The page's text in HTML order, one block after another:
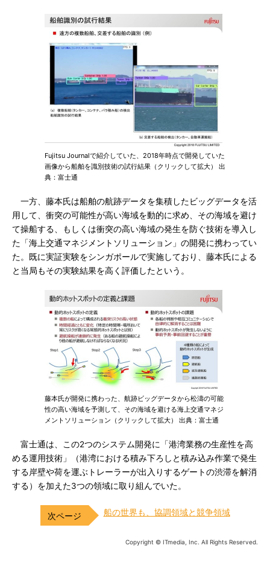
Fujitsu Journalで紹介していた、2018年時点で開発していた
画像から船舶を識別技術の試行結果（クリックして拡大） 出
典：富士通
一方、藤本氏は船舶の航跡データを集積したビッグデータを活
用して、衝突の可能性が高い海域を動的に求め、その海域を避け
て操船する、もしくは衝突の高い海域の発生を防ぐ技術を導入し
た「海上交通マネジメントソリューション」の開発に携わってい
た。既に実証実験をシンガポールで実施しており、藤本氏による
と当局もその実験結果を高く評価したという。
藤本氏が開発に携わった、航跡ビッグデータから松濤の可能
性の高い海域を予測して、その海域を避ける海上交通マネジ
メントソリューション（クリックして拡大） 出典：富士通
富士通は、この2つのシステム開発に「港湾業務の生産性を高
める運用技術」（港湾における積み下ろしと積み込み作業で発生
する岸壁や荷を運ぶトレーラーが出入りするゲートの渋滞を解消
する）を加えた3つの領域に取り組んでいた。
船の世界も、協調領域と競争領域
Copyright © ITmedia, Inc. All Rights Reserved.